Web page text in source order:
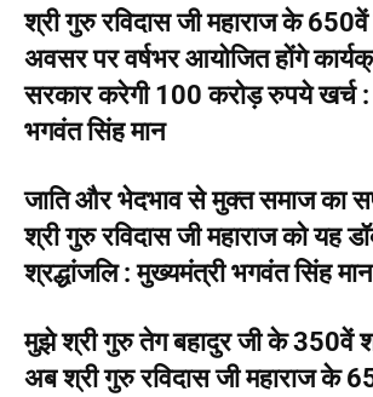
श्री गुरु रविदास जी महाराज के
अवसर पर वर्षभर आयोजित होंगे
सरकार करेगी 100 करोड़ रुपये खर्च :
भगवंत सिंह मान
जाति और भेदभाव से मुक्त समाज का
श्री गुरु रविदास जी महाराज को यह
श्रद्धांजलि : मुख्यमंत्री भगवंत सिंह मान
मुझे श्री गुरु तेग बहादुर जी के 350वें
अब श्री गुरु रविदास जी महाराज के